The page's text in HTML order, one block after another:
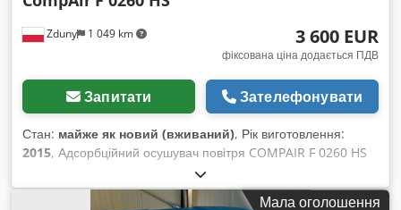
Zduny 1 049 km 3 600 EUR
фіксована ціна додається ПДВ
Запитати Зателефонувати
Стан: майже як новий (вживаний), Рік виготовлення:
2015, Адсорбційний осушувач повітря COMPAIR F 0260 HS
ПРОДУКТИВНІСТЬ 26 м³/хв Dsdpozpbtnsfx Ai Iowa Рік
виготовлення 2015 ОСУШУВАЧ У ПОВНОМУ РОБОЧОМУ
Мала оголошення